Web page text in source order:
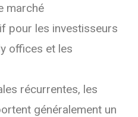
marché
pour les investisseurs
offices et les
récurrentes, les
généralement un